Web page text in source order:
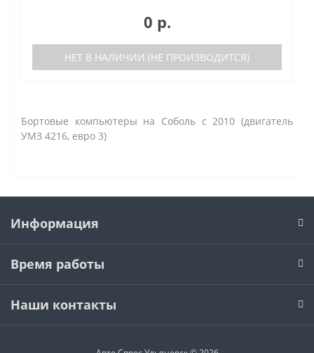
0 р.
НЕТ В НАЛИЧИИ (НЕ ПРОИЗВОДИТСЯ)
Бортовые компьютеры на Соболь с 2010 (двигатель
УМЗ 4216, евро 3)
Информация
Время работы
Наши контакты